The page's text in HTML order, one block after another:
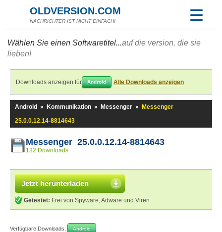
OLDVERSION.COM
NACHRICHTER IST NICHT EINFACH!
Wählen Sie einen Softwaretitel...auf die version, die sie
lieben!
Downloads anzeigen für Android Alle Downloads anzeigen
Android » Kommunikation » Messenger »
Messenger
25.0.0.12.14-8814643
Messenger 25.0.0.12.14-8814643
132 Downloads
Jetzt herunterladen
Getestet: Frei von Spyware, Adware und Viren
Verfügbare Downloads: Android